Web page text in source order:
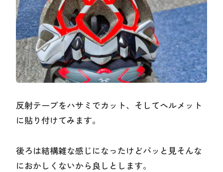
反射テープをハサミでカット、そしてヘルメット
に貼り付けてみます。
後ろは結構雑な感じになったけどパッと見そんな
におかしくないから良しとします。